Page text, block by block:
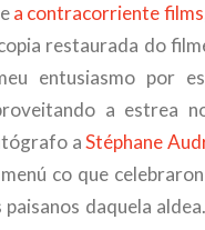
a contracorriente films
restaurada do
entusiasmo por
a estrea
aStéphane
co que
daquela